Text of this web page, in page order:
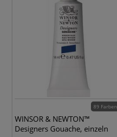
89 Farben
WINSOR & NEWTON™
Designers Gouache, einzeln